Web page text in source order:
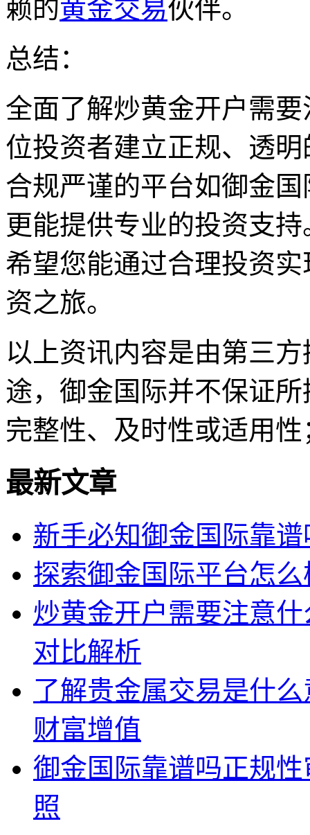
赖的黄金交易伙伴。
总结：
全面了解炒黄金开户需
位投资者建立正规、透
合规严谨的平台如御金
更能提供专业的投资支
希望您能通过合理投资
资之旅。
以上资讯内容是由第三
途，御金国际并不保证
完整性、及时性或适用
最新文章
新手必知御金国际靠
探索御金国际平台怎
炒黄金开户需要注意
对比解析
了解贵金属交易是什
财富增值
御金国际靠谱吗正规
照